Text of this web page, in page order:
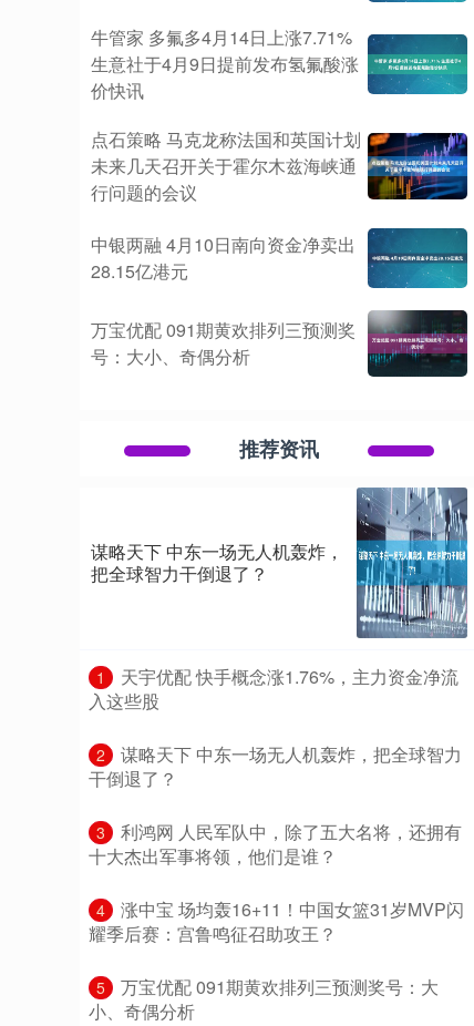
牛管家 多氟多4月14日上涨7.71%
生意社于4月9日提前发布氢氟酸涨
价快讯
点石策略 马克龙称法国和英国计划
未来几天召开关于霍尔木兹海峡通
行问题的会议
中银两融 4月10日南向资金净卖出
28.15亿港元
万宝优配 091期黄欢排列三预测奖
号：大小、奇偶分析
推荐资讯
谋略天下 中东一场无人机轰炸，
把全球智力干倒退了？
1
​天宇优配 快手概念涨1.76%，主力资金净流
入这些股
2
​谋略天下 中东一场无人机轰炸，把全球智力
干倒退了？
3
​利鸿网 人民军队中，除了五大名将，还拥有
十大杰出军事将领，他们是谁？
4
​涨中宝 场均轰16+11！中国女篮31岁MVP闪
耀季后赛：宫鲁鸣征召助攻王？
5
​万宝优配 091期黄欢排列三预测奖号：大
小、奇偶分析